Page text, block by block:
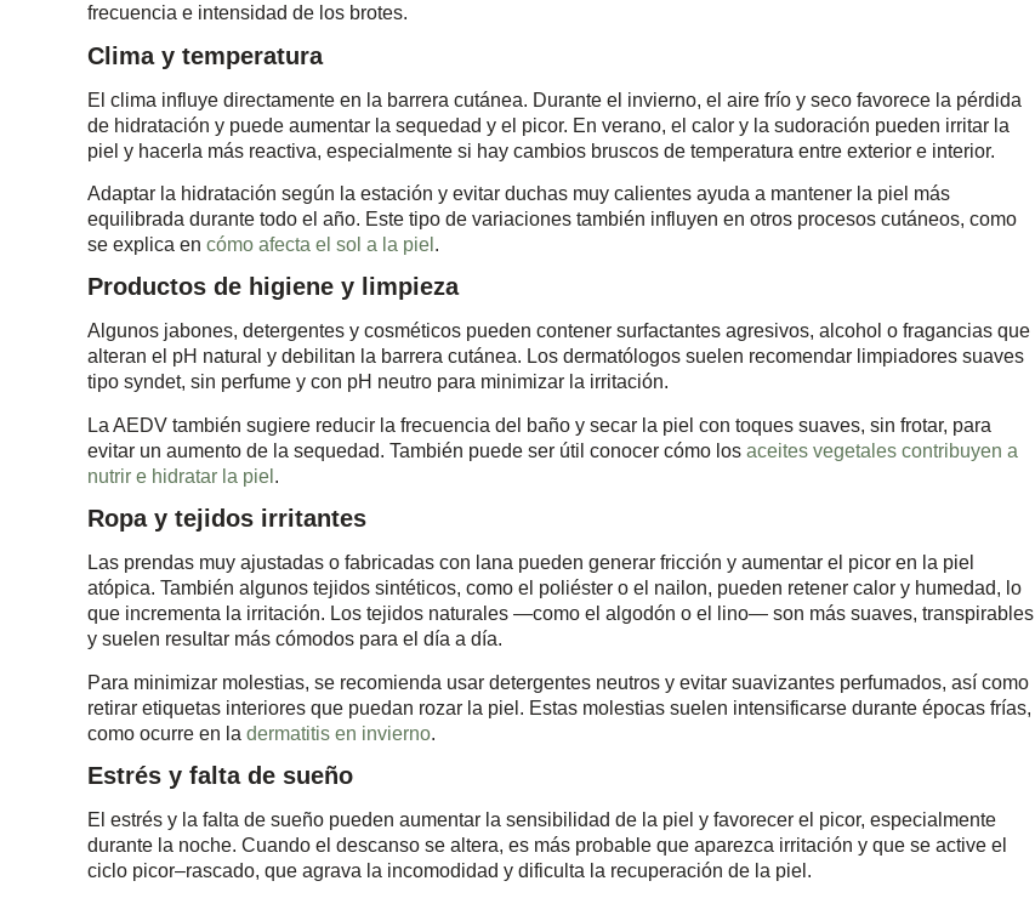
frecuencia e intensidad de los brotes.
Clima y temperatura
El clima influye directamente en la barrera cutánea. Durante el invierno, el aire frío y seco favorece la pérdida
de hidratación y puede aumentar la sequedad y el picor. En verano, el calor y la sudoración pueden irritar la
piel y hacerla más reactiva, especialmente si hay cambios bruscos de temperatura entre exterior e interior.
Adaptar la hidratación según la estación y evitar duchas muy calientes ayuda a mantener la piel más
equilibrada durante todo el año. Este tipo de variaciones también influyen en otros procesos cutáneos, como
se explica en cómo afecta el sol a la piel .
Productos de higiene y limpieza
Algunos jabones, detergentes y cosméticos pueden contener surfactantes agresivos, alcohol o fragancias que
alteran el pH natural y debilitan la barrera cutánea. Los dermatólogos suelen recomendar limpiadores suaves
tipo syndet, sin perfume y con pH neutro para minimizar la irritación.
La AEDV también sugiere reducir la frecuencia del baño y secar la piel con toques suaves, sin frotar, para
evitar un aumento de la sequedad. También puede ser útil conocer cómo los aceites vegetales contribuyen a
nutrir e hidratar la piel .
Ropa y tejidos irritantes
Las prendas muy ajustadas o fabricadas con lana pueden generar fricción y aumentar el picor en la piel
atópica. También algunos tejidos sintéticos, como el poliéster o el nailon, pueden retener calor y humedad, lo
que incrementa la irritación. Los tejidos naturales —como el algodón o el lino— son más suaves, transpirables
y suelen resultar más cómodos para el día a día.
Para minimizar molestias, se recomienda usar detergentes neutros y evitar suavizantes perfumados, así como
retirar etiquetas interiores que puedan rozar la piel. Estas molestias suelen intensificarse durante épocas frías,
como ocurre en la dermatitis en invierno.
Estrés y falta de sueño
El estrés y la falta de sueño pueden aumentar la sensibilidad de la piel y favorecer el picor, especialmente
durante la noche. Cuando el descanso se altera, es más probable que aparezca irritación y que se active el
ciclo picor–rascado, que agrava la incomodidad y dificulta la recuperación de la piel.